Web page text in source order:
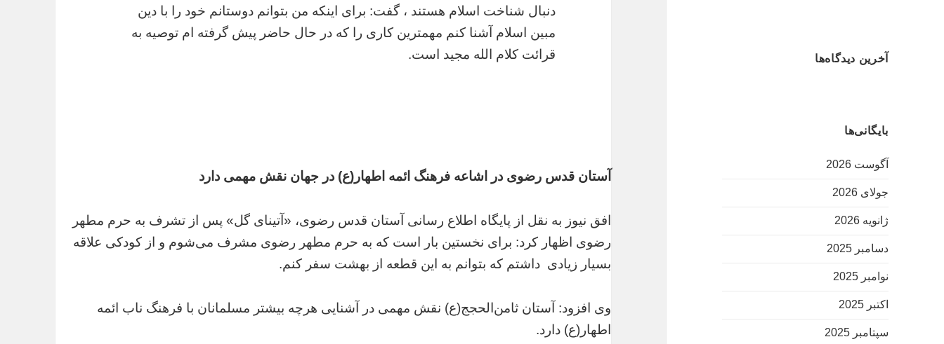
آخرین دیدگاه‌ها
بایگانی‌ها
آگوست 2026
جولای 2026
ژانویه 2026
دسامبر 2025
نوامبر 2025
اکتبر 2025
سپتامبر 2025
دنبال شناخت اسلام هستند ، گفت: برای اینکه من بتوانم دوستانم خود را با دین
مبین اسلام آشنا کنم مهمترین کاری را که در حال حاضر پیش گرفته ام توصیه به
قرائت کلام الله مجید است.
آستان قدس رضوی در اشاعه فرهنگ ائمه اطهار(ع) در جهان نقش مهمی دارد
افق نیوز به نقل از پایگاه اطلاع رسانی آستان قدس رضوی، «آتینای گل» پس از تشرف به حرم مطهر
رضوی اظهار کرد: برای نخستین بار است که به حرم مطهر رضوی مشرف می‌شوم و از کودکی علاقه
بسیار زیادی داشتم که بتوانم به این قطعه از بهشت سفر کنم.
وی افزود: آستان ثامن‌الحجج(ع) نقش مهمی در آشنایی هرچه بیشتر مسلمانان با فرهنگ ناب ائمه
اطهار(ع) دارد.